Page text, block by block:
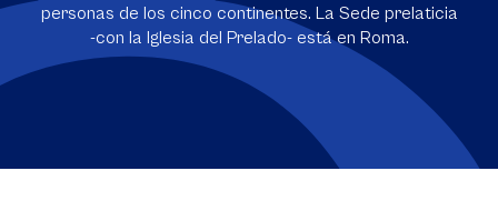
personas de los cinco continentes. La Sede prelaticia
-con la Iglesia del Prelado- está en Roma.